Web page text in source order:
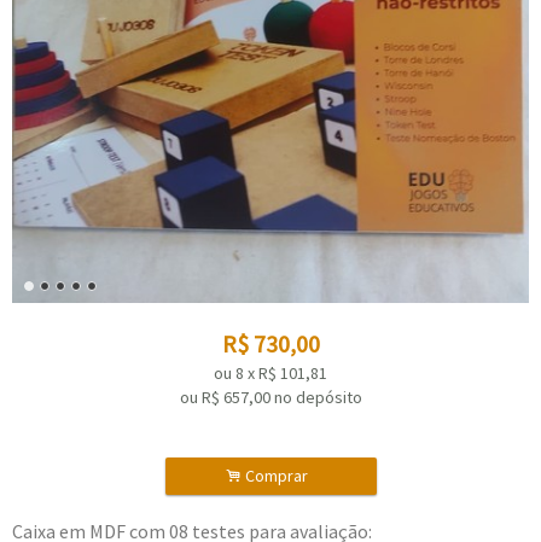
R$ 730,00
ou 8 xR$ 101,81
ou R$ 657,00no depósito
. Comprar
Caixa em MDF com 08 testes para avaliação: